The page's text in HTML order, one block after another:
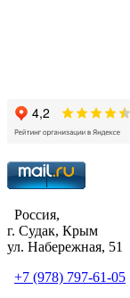
Россия,
г. Судак, Крым
ул. Набережная, 51
+7 (978) 797-61-05